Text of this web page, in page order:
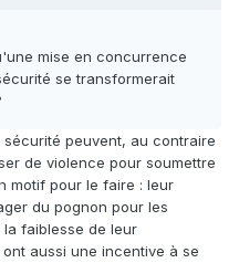
mise en concurrence
se transformerait
peuvent, au contraire
de violence pour soumettre
motif pour le faire : leur
du pognon pour les
faiblesse de leur
aussi une incentive à se